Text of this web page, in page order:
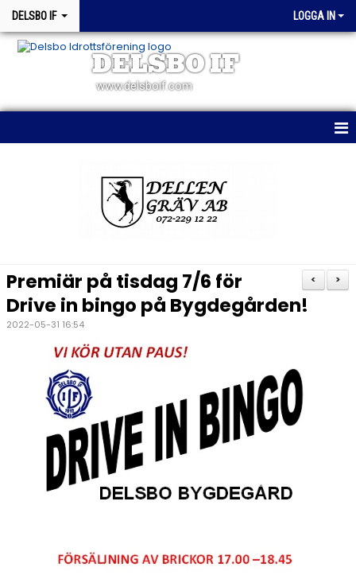
DELSBO IF LOGGA IN
DELSBO IF
www.delsboif.com
MATCHER
WEBSHOP
SPONSORER
STÖTTA DIF
KONTAKT
>
<
Premiär på tisdag 7/6 för
Drive in bingo på Bygdegården!
2022-05-31 16:54